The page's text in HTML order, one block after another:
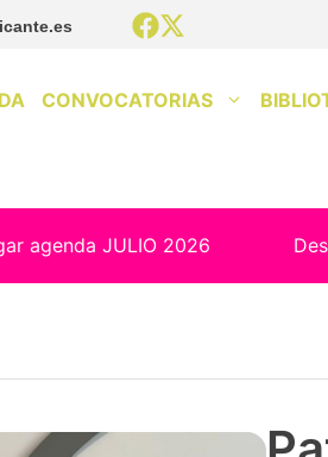
CONVOCATORIAS
agenda JULIO 2026